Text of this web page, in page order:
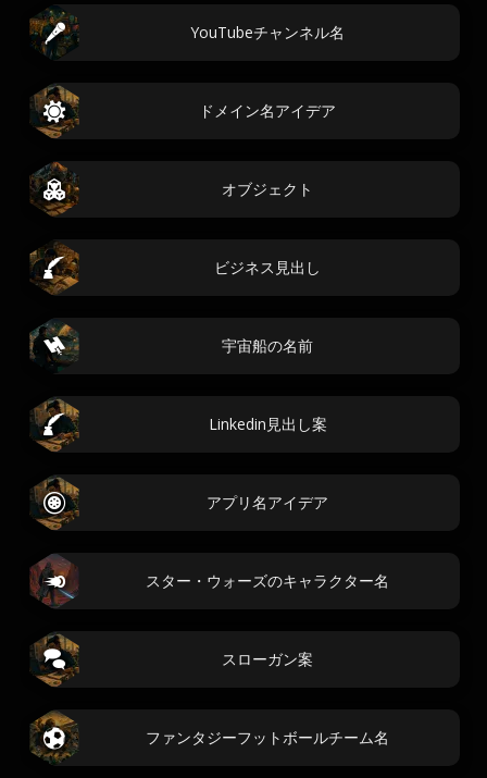
YouTubeチャンネル名
ドメイン名アイデア
オブジェクト
ビジネス見出し
宇宙船の名前
Linkedin見出し案
アプリ名アイデア
スター・ウォーズのキャラクター名
スローガン案
ファンタジーフットボールチーム名